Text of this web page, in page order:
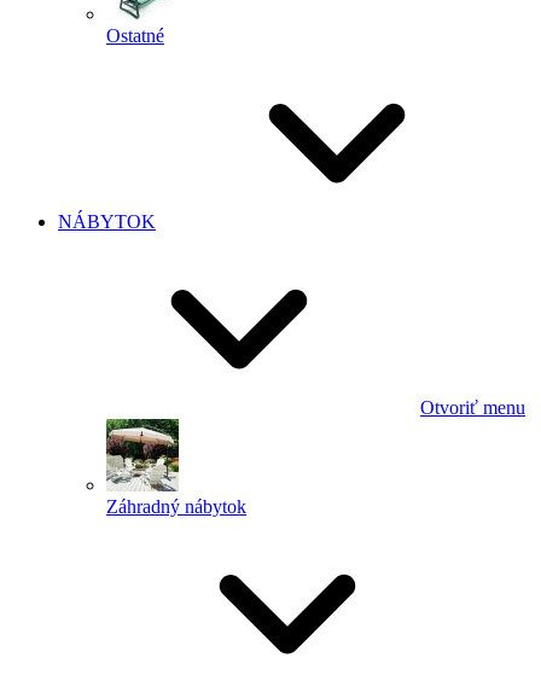
Ostatné
NÁBYTOK
Otvoriť menu
Záhradný nábytok